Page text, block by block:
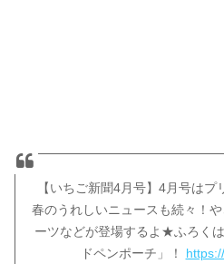
【いちご新聞4月号】4月号は
春のうれしいニュースも続々！
ーツなどが登場するよ★ふろく
ドペンポーチ」！